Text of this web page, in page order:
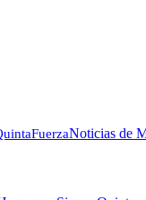
FuerzaNoticias de